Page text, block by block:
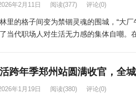
年2月11日 阅读(377) 评论(0)
里的格子间变为禁锢灵魂的围城，“大
当代职场人对生活无力感的集体自嘲。
跨年季郑州站圆满收官，全
年1月19日 阅读(380) 评论(0)